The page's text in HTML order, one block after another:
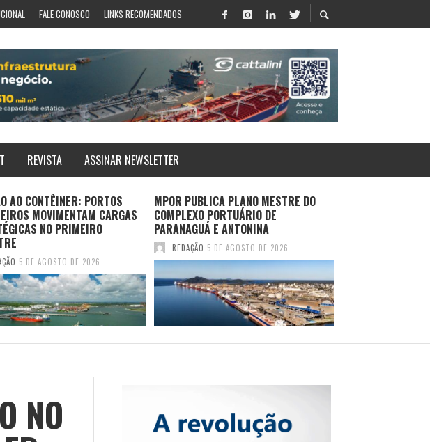
FALE CONOSCO LINKS RECOMENDADOS
REVISTA ASSINAR NEWSLETTER
AO CONTÊINER: PORTOS
MOVIMENTAM CARGAS
NO PRIMEIRO
5 DE AGOSTO DE 2026
MPOR PUBLICA PLANO MESTRE DO
COMPLEXO PORTUÁRIO DE
PARANAGUÁ E ANTONINA
REDAÇÃO 5 DE AGOSTO DE 2026
NO